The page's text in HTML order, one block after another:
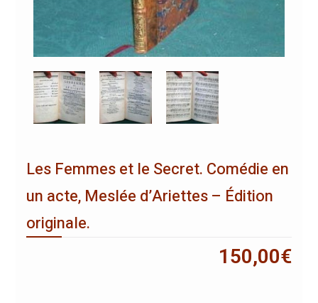
Les Femmes et le Secret. Comédie en
un acte, Meslée d’Ariettes – Édition
originale.
150,00€